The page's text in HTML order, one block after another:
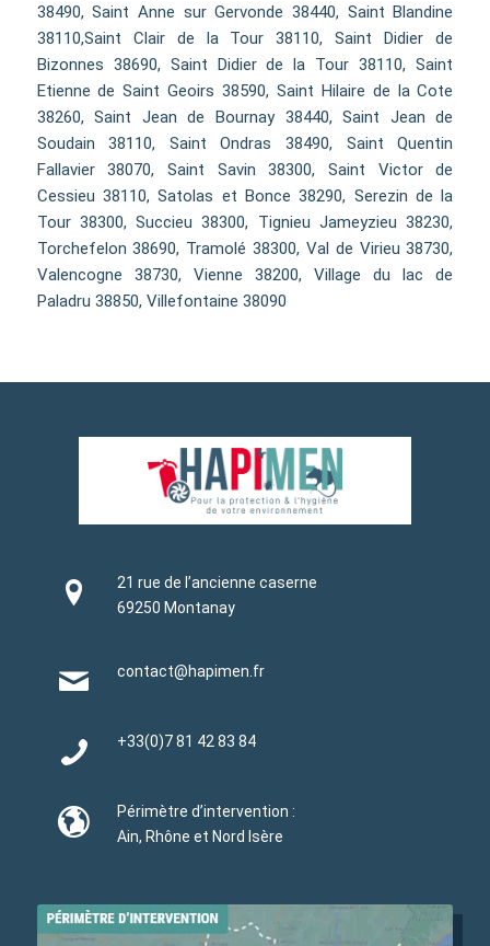
38490, Saint Anne sur Gervonde 38440, Saint Blandine
38110,Saint Clair de la Tour 38110, Saint Didier de
Bizonnes 38690, Saint Didier de la Tour 38110, Saint
Etienne de Saint Geoirs 38590, Saint Hilaire de la Cote
38260, Saint Jean de Bournay 38440, Saint Jean de
Soudain 38110, Saint Ondras 38490, Saint Quentin
Fallavier 38070, Saint Savin 38300, Saint Victor de
Cessieu 38110, Satolas et Bonce 38290, Serezin de la
Tour 38300, Succieu 38300, Tignieu Jameyzieu 38230,
Torchefelon 38690, Tramolé 38300, Val de Virieu 38730,
Valencogne 38730, Vienne 38200, Village du lac de
Paladru 38850, Villefontaine 38090
21 rue de l’ancienne caserne
69250 Montanay
contact@hapimen.fr
+33(0)7 81 42 83 84
Périmètre d’intervention :
Ain, Rhône et Nord Isère